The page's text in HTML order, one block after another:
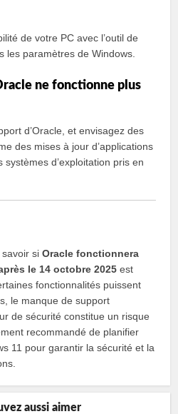
de votre PC avec l’outil de
les paramètres de Windows.
ne fonctionne plus
d’Oracle, et envisagez des
des mises à jour d’applications
d’exploitation pris en
savoir siOracle fonctionnera
le 14 octobre 2025 est
fonctionnalités puissent
le manque de support
de sécurité constitue un risque
recommandé de planifier
11 pour garantir la sécurité et la
aussi aimer